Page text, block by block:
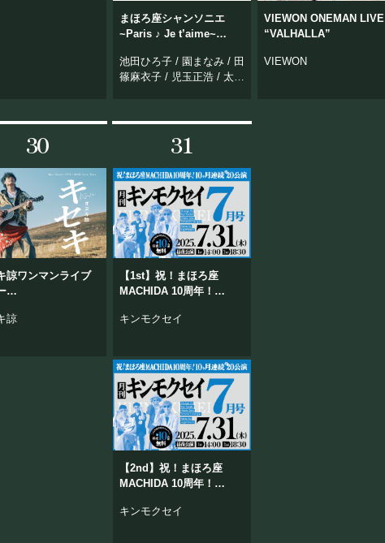
まほろ座シャンソニエ
~Paris ♪ Je t’aime~
池田ひろ子 / 園まなみ / 田
篠麻衣子 / 児玉正浩 / 太田
VIEWON ONEMAN LIVE
“VALHALLA”
VIEWON
30
諒ワンマンライブ
諒
31
【1st】祝！まほろ座
MACHIDA 10周年！
キンモクセイ
【2nd】祝！まほろ座
MACHIDA 10周年！
キンモクセイ